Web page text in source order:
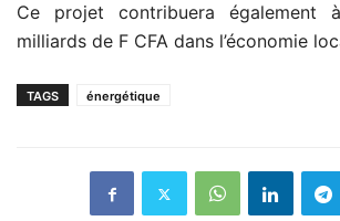
Ce projet contribuera également
milliards de F CFA dans l’économie
TAGS énergétique